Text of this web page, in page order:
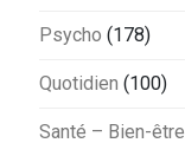
Psycho (178)
Quotidien (100)
Santé – Bien-être